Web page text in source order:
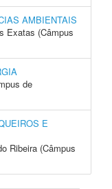
AMBIENTAIS
Exatas (Câmpus
de
E
Ribeira (Câmpus